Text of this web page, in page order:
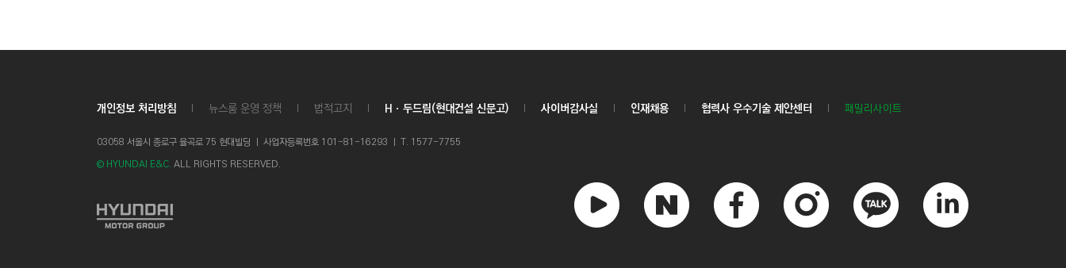
개인정보 처리방침 뉴스룸 운영 정책 법적고지 Hㆍ두드림(현대건설 신문고) 사이버감사실 인재채용 협력사 우수기술 제안센터 패밀리사이트
03058 서울시 종로구 율곡로 75 현대빌딩 ㅣ 사업자등록번호 101-81-16293 ㅣ T. 1577-7755
© HYUNDAI E&C. ALL RIGHTS RESERVED.